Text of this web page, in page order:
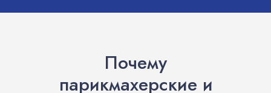
Почему
парикмахерские и